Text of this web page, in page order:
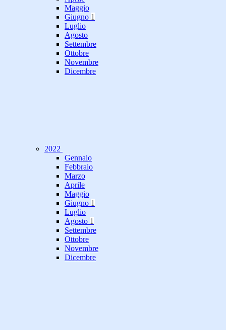
Maggio
Giugno 1
Luglio
Agosto
Settembre
Ottobre
Novembre
Dicembre
2022
Gennaio
Febbraio
Marzo
Aprile
Maggio
Giugno 1
Luglio
Agosto 1
Settembre
Ottobre
Novembre
Dicembre